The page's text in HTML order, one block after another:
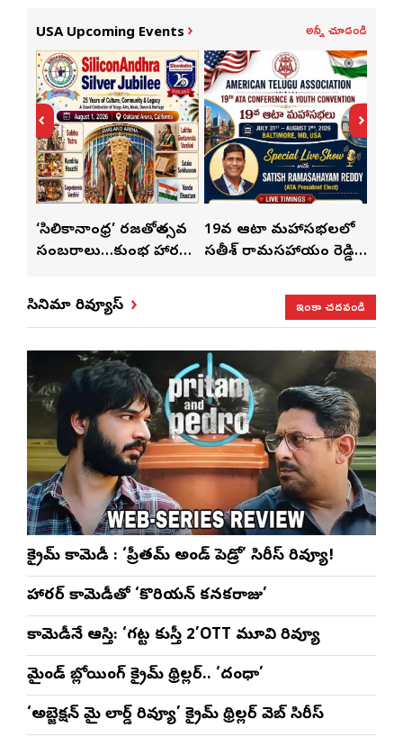
USA Upcoming Events అన్నీ చూడండి
‘సిలికానాంధ్ర’ రజతోత్సవ
సంబరాలు…కుంభ హారతి
19వ ఆటా మహాసభలలో
సతీశ్ రామసహాయం రెడ్డి
సినిమా రివ్యూస్
ఇంకా చదవండి
క్రైమ్ కామెడీ : ‘ప్రీతమ్ అండ్ పెడ్రో’ సిరీస్ రివ్యూ!
హారర్ కామెడీతో ‘కొరియన్ కనకరాజు’
కామెడీనే ఆస్తి: ‘గట్ట కుస్తీ 2’OTT మూవి రివ్యూ
మైండ్ బ్లోయింగ్ క్రైమ్ థ్రిల్లర్.. ‘దంధా’
‘అబ్జెక్ష‌న్ మై లార్డ్ రివ్యూ’ క్రైమ్ థ్రిల్ల‌ర్ వెబ్ సిరీస్